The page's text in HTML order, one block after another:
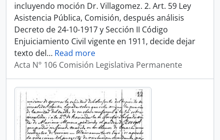
incluyendo moción Dr. Villagomez. 2. Art. 59 Ley
Asistencia Pública, Comisión, después análisis
Decreto de 24-10-1917 y Sección II Código
Enjuiciamiento Civil vigente en 1911, decide dejar
texto del… Read more
Acta N° 106 Comisión Legislativa Permanente